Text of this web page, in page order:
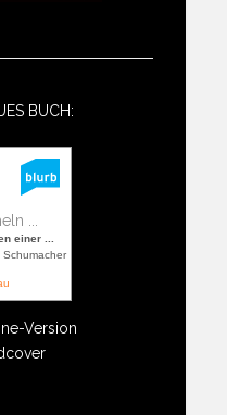
BUCH:
...
einer ...
Schumacher
Version